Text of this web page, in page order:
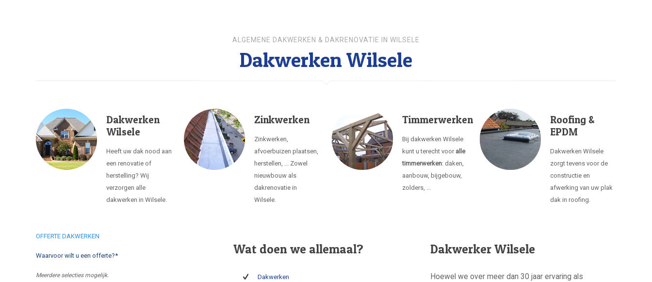
ALGEMENE DAKWERKEN & DAKRENOVATIE IN WILSELE
Dakwerken Wilsele
Dakwerken
Wilsele
Heeft uw dak nood aan
een renovatie of
herstelling? Wij
verzorgen alle
dakwerken in Wilsele.
Zinkwerken
Zinkwerken,
afvoerbuizen plaatsen,
herstellen, ... Zowel
nieuwbouw als
dakrenovatie in
Wilsele.
Timmerwerken
Bij dakwerken Wilsele
kunt u terecht voor alle
timmerwerken: daken,
aanbouw, bijgebouw,
zolders, ...
Roofing &
EPDM
Dakwerken Wilsele
zorgt tevens voor de
constructie en
afwerking van uw plak
dak in roofing.
OFFERTE DAKWERKEN
Waarvoor wilt u een offerte?*
Meerdere selecties mogelijk.
Wat doen we allemaal?
Dakwerken
Dakwerker Wilsele
Hoewel we over meer dan 30 jaar ervaring als